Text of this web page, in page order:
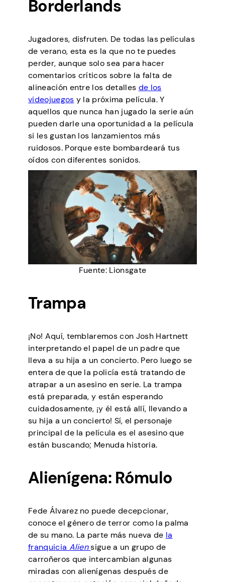
Borderlands
Jugadores, disfruten. De todas las películas
de verano, esta es la que no te puedes
perder, aunque solo sea para hacer
comentarios críticos sobre la falta de
alineación entre los detalles de los
videojuegos y la próxima película. Y
aquellos que nunca han jugado la serie aún
pueden darle una oportunidad a la película
si les gustan los lanzamientos más
ruidosos. Porque este bombardeará tus
oídos con diferentes sonidos.
Fuente: Lionsgate
Trampa
¡No! Aquí, temblaremos con Josh Hartnett
interpretando el papel de un padre que
lleva a su hija a un concierto. Pero luego se
entera de que la policía está tratando de
atrapar a un asesino en serie. La trampa
está preparada, y están esperando
cuidadosamente, ¡y él está allí, llevando a
su hija a un concierto! Sí, el personaje
principal de la película es el asesino que
están buscando; Menuda historia.
Alienígena: Rómulo
Fede Álvarez no puede decepcionar,
conoce el género de terror como la palma
de su mano. La parte más nueva de la
franquicia Aliensigue a un grupo de
carroñeros que intercambian algunas
miradas con alienígenas después de